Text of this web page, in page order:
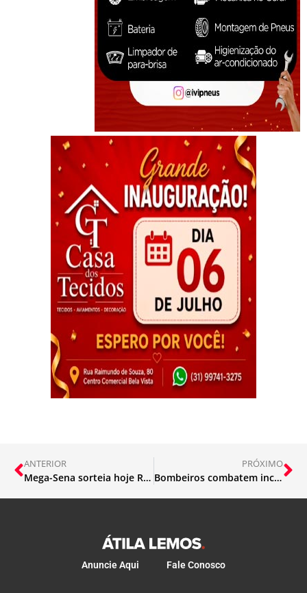
ANTERIOR
Mega-Sena sorteia hoje R$ 8 milhões
PRÓXIMO
Bombeiros combatem incêndio em Siderúrgica
Anuncie Aqui Fale Conosco